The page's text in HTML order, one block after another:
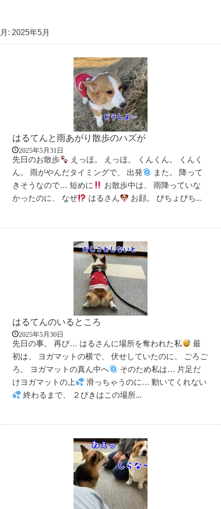
月: 2025年5月
はるてんと雨あがり散歩のハズが
2025年5月31日
先日のお散歩
えっほ。 えっほ。 くんくん。 くんく
ん。 雨がやんだタイミングで、 出発
また。 降って
きそうなので… 短めに
お散歩中は、 雨降っていな
かったのに、 なぜ
はるさん お顔。 びちょびち...
はるてんのいるところ
2025年5月30日
先日の事。 再び… はるさんに場所を奪われた私
最
初は、 ヨガマットの横で、 伏せしていたのに、 ごろご
ろ。 ヨガマットの真ん中へ
そのため私は… 片足だ
けヨガマットの上
滑っちゃうのに… 動いてくれない
終わるまで、 ２ぴきはこの場所...